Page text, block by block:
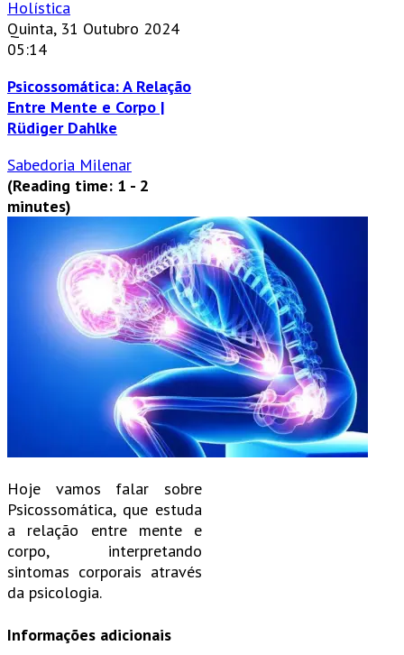
Holística
Quinta, 31 Outubro 2024
05:14
Psicossomática: A Relação
Entre Mente e Corpo |
Rüdiger Dahlke
Sabedoria Milenar
(Reading time: 1 - 2
minutes)
Hoje vamos falar sobre
Psicossomática, que estuda
a relação entre mente e
corpo, interpretando
sintomas corporais através
da psicologia.
Informações adicionais